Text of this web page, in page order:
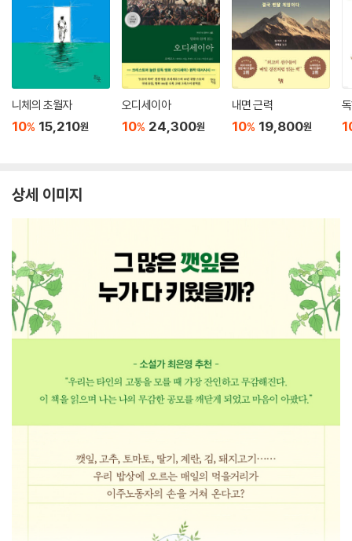
니체의 초월자
10% 15,210원
오디세이아
10% 24,300원
내면 근력
10% 19,800원
상세 이미지